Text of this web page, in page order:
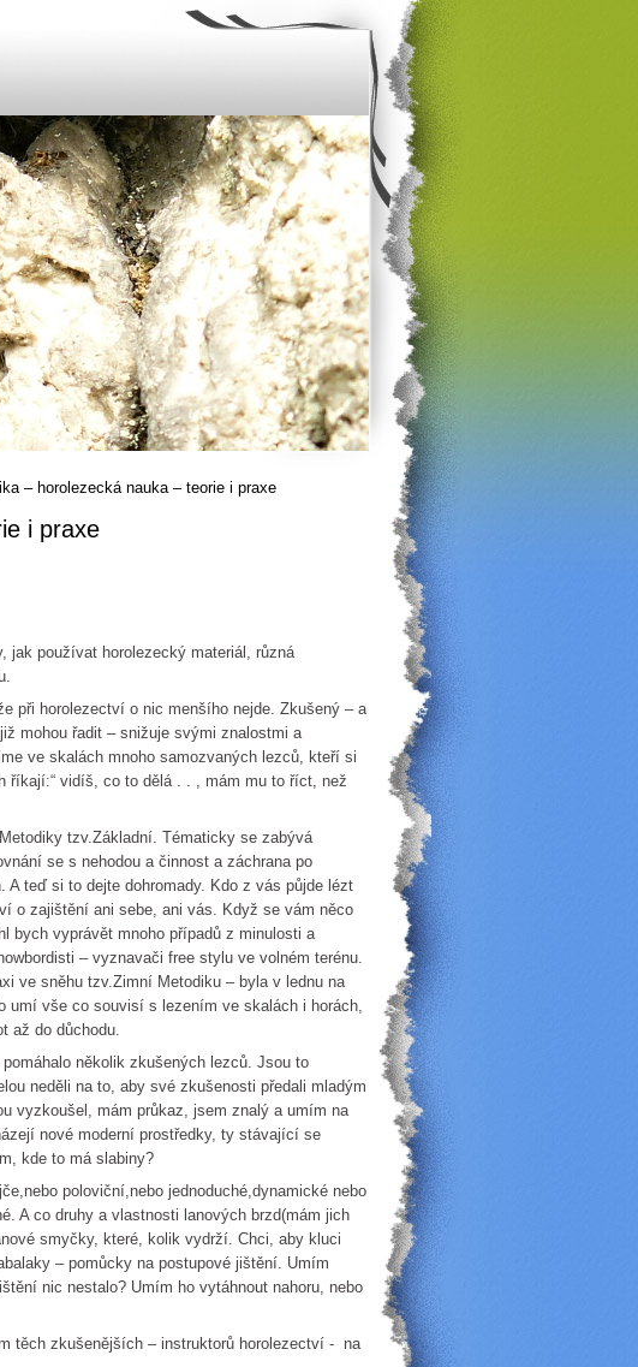
– horolezecká nauka – teorie i praxe
i praxe
jak používat horolezecký materiál, různá
při horolezectví o nic menšího nejde. Zkušený – a
mohou řadit – snižuje svými znalostmi a
ve skalách mnoho samozvaných lezců, kteří si
říkají:“ vidíš, co to dělá . . , mám mu to říct, než
tzv.Základní. Tématicky se zabývá
se s nehodou a činnost a záchrana po
teď si to dejte dohromady. Kdo z vás půjde lézt
o zajištění ani sebe, ani vás. Když se vám něco
bych vyprávět mnoho případů z minulosti a
– vyznavači free stylu ve volném terénu.
ve sněhu tzv.Zimní Metodiku – byla v lednu na
umí vše co souvisí s lezením ve skalách i horách,
až do důchodu.
několik zkušených lezců. Jsou to
neděli na to, aby své zkušenosti předali mladým
vyzkoušel, mám průkaz, jsem znalý a umím na
nové moderní prostředky, ty stávající se
kde to má slabiny?
poloviční,nebo jednoduché,dynamické nebo
A co druhy a vlastnosti lanových brzd(mám jich
smyčky, které, kolik vydrží. Chci, aby kluci
– pomůcky na postupové jištění. Umím
nic nestalo? Umím ho vytáhnout nahoru, nebo
těch zkušenějších – instruktorů horolezectví - na